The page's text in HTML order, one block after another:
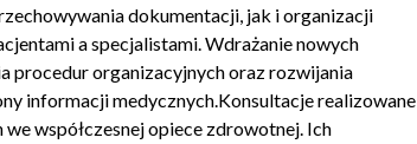
dokumentacji, jak i organizacji
a specjalistami. Wdrażanie nowych
procedur organizacyjnych oraz rozwijania
informacji medycznych.Konsultacje realizowane
współczesnej opiece zdrowotnej. Ich